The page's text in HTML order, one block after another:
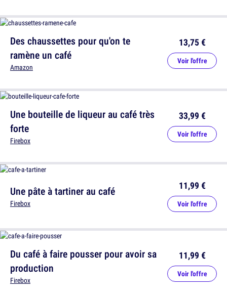
Une bouteille de liqueur au café très
forte
Firebox
33,99 €
Voir l'offre
Du café à faire pousser pour avoir sa
production
Firebox
11,99 €
Voir l'offre
Des chaussettes pour qu'on te
ramène un café
Amazon
13,75 €
Voir l'offre
Une pâte à tartiner au café
Firebox
11,99 €
Voir l'offre